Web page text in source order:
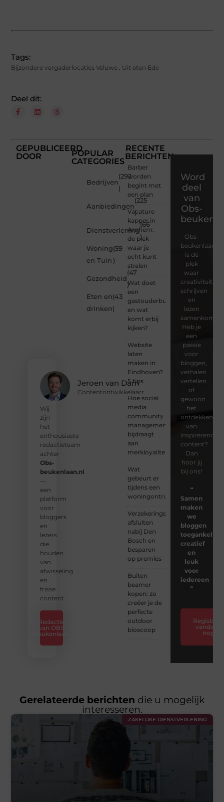
Tags:
Bijzondere vergaderlocaties Veluwe Uit eten Ede
Deel dit:
GEPUBLICEERD
DOOR
Jeroen van Dam
Contentontwikkelaarr
Wij
zijn
het
enthousiaste
redactieteam
achter
Obs-
beukenlaan.nl
—
een
platform
voor
bloggers
en
lezers
die
houden
van
afwisseling
en
frisse
content.
Redactie
van OBS
Beukenlaan
POPULAR
CATEGORIES
Bedrijven
(292
)
Aanbiedingen
(225
)
Dienstverlening
(66
)
Woning
en Tuin
(59
)
Gezondheid
(47
)
Eten en
drinken
(43
)
RECENTE
BERICHTEN
Barber
worden
begint met
een plan
Vacature
kapper in
Arnhem:
de plek
waar je
echt kunt
stralen
Wat doet
een
gastouderbureau
en wat
komt erbij
kijken?
Website
laten
maken in
Eindhoven?
5 tips
Hoe social
media
community
management
bijdraagt
aan
merkloyaliteit
Wat
gebeurt er
tijdens een
woningontruiming?
Verzekeringspakket
afsluiten
nabij Den
Bosch en
besparen
op premies
Buiten
beamer
kopen: zo
creëer je de
perfecte
outdoor
bioscoop
Word
deel
van
Obs-
Obs-
beukenlaan.nl
is dé
plek
waar
creativiteit,
schrijven
en
lezen
samenkomen.
Heb je
een
passie
voor
bloggen,
verhalen
vertellen
of
gewoon
het
ontdekken
van
inspirerende
content?
Dan
hoor jij
bij ons!
❝
Samen
maken
we
bloggen
toegankelijk,
creatief
en
leuk
voor
iedereen
❞
Registreer
vandaag
nog
Gerelateerde berichten die u mogelijk
interesseren.
ZAKELIJKE DIENSTVERLENING